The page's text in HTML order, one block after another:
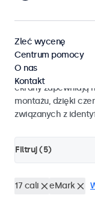
Ekrany do
Monitory i ekrany
pracy i płynnej
ekrany zapewniają
montażu, dzięki
związanych z
Filtruj (5)
17 cali eMark
Zleć wycenę
Centrum pomocy
O nas
Kontakt